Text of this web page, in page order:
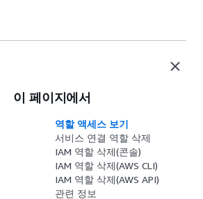
이 페이지에서
역할 액세스 보기
서비스 연결 역할 삭제
IAM 역할 삭제(콘솔)
IAM 역할 삭제(AWS CLI)
IAM 역할 삭제(AWS API)
관련 정보